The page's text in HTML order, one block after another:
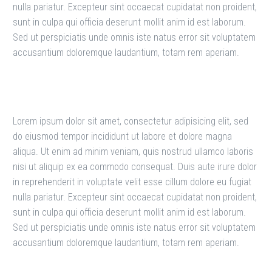
nulla pariatur. Excepteur sint occaecat cupidatat non proident,
sunt in culpa qui officia deserunt mollit anim id est laborum.
Sed ut perspiciatis unde omnis iste natus error sit voluptatem
accusantium doloremque laudantium, totam rem aperiam.
Lorem ipsum dolor sit amet, consectetur adipisicing elit, sed
do eiusmod tempor incididunt ut labore et dolore magna
aliqua. Ut enim ad minim veniam, quis nostrud ullamco laboris
nisi ut aliquip ex ea commodo consequat. Duis aute irure dolor
in reprehenderit in voluptate velit esse cillum dolore eu fugiat
nulla pariatur. Excepteur sint occaecat cupidatat non proident,
sunt in culpa qui officia deserunt mollit anim id est laborum.
Sed ut perspiciatis unde omnis iste natus error sit voluptatem
accusantium doloremque laudantium, totam rem aperiam.